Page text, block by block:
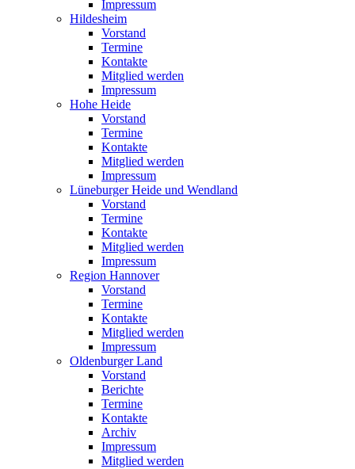
Impressum
Hildesheim
Vorstand
Termine
Kontakte
Mitglied werden
Impressum
Hohe Heide
Vorstand
Termine
Kontakte
Mitglied werden
Impressum
Lüneburger Heide und Wendland
Vorstand
Termine
Kontakte
Mitglied werden
Impressum
Region Hannover
Vorstand
Termine
Kontakte
Mitglied werden
Impressum
Oldenburger Land
Vorstand
Berichte
Termine
Kontakte
Archiv
Impressum
Mitglied werden